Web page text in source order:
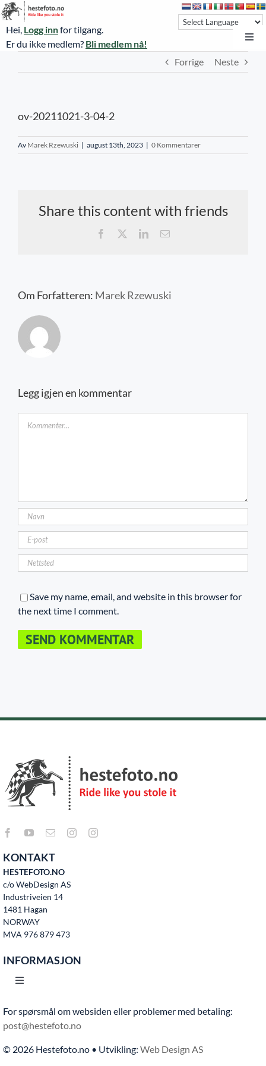
Skip
to
content
Hei, Logg innfor tilgang.
Er du ikke medlem? Bli medlem nå!
Øvrevoll treningsdager
NoARK
Forrige Neste
ov-20211021-3-04-2
Av Marek Rzewuski | august 13th, 2023 | 0 Kommentarer
Share this content with friends
Facebook LinkedIn
E-
Om Forfatteren: Marek Rzewuski
Legg igjen en kommentar
Save my name, email, and website in this browser for
the next time I comment.
KONTAKT
HESTEFOTO.NO
c/o WebDesign AS
Industriveien 14
1481 Hagan
NORWAY
MVA 976 879 473
INFORMASJON
Toggle
Hjem
Bruksvilkår
For spørsmål om websiden eller problemer med betaling:
post@hestefoto.no
© 2026 Hestefoto.no • Utvikling: Web Design AS